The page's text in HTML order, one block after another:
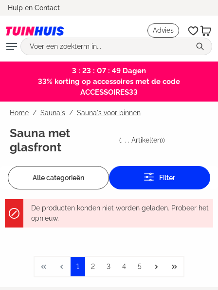
Hulp en Contact
Advies
3 : 23 : 07 : 49 Dagen
33% korting op accessoires met de code
ACCESSOIRES33
Home Sauna's / Sauna's voor binnen
Sauna met
glasfront
(. . . Artikel(en))
Alle categorieën Filter
De producten konden niet worden geladen. Probeer het
opnieuw.
1 2 3 4 5